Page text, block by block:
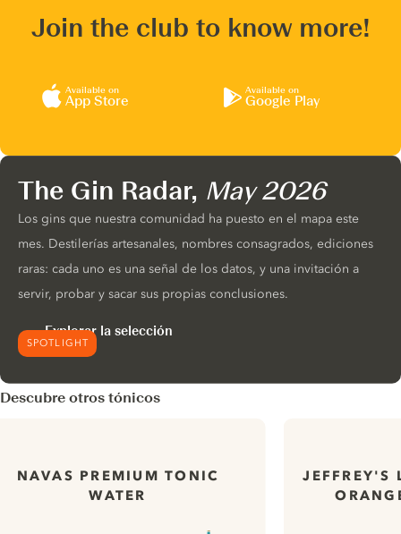
Join the club to know more!
Available on
App Store
Available on
Google Play
SPOTLIGHT
The Gin Radar, May 2026
Los gins que nuestra comunidad ha puesto en el mapa este
mes. Destilerías artesanales, nombres consagrados, ediciones
raras: cada uno es una señal de los datos, y una invitación a
servir, probar y sacar sus propias conclusiones.
Explorar la selección
Descubre otros tónicos
NAVAS PREMIUM TONIC
WATER
JEFFREY'S